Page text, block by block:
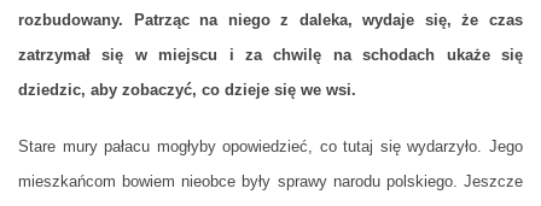
rozbudowany. Patrząc na niego z daleka, wydaje się, że czas
zatrzymał się w miejscu i za chwilę na schodach ukaże się
dziedzic, aby zobaczyć, co dzieje się we wsi.
Stare mury pałacu mogłyby opowiedzieć, co tutaj się wydarzyło. Jego
mieszkańcom bowiem nieobce były sprawy narodu polskiego. Jeszcze